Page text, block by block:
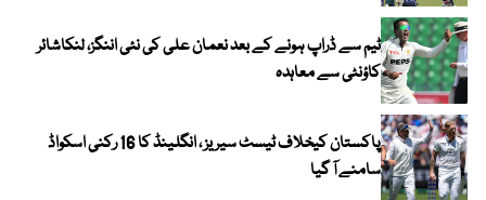
ٹیم سے ڈراپ ہونے کے بعد نعمان علی کی نئی اننگز، لنکاشائر
کاؤنٹی سے معاہدہ
پاکستان کیخلاف ٹیسٹ سیریز ، انگلینڈ کا 16 رکنی اسکواڈ
سامنے آ گیا